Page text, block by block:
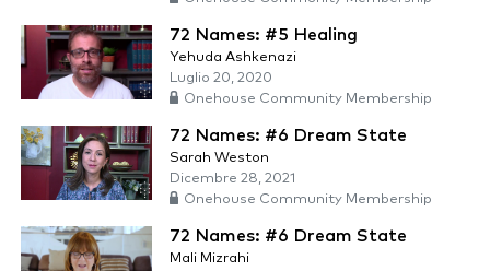
72 Names: #5 Healing
Yehuda Ashkenazi
Luglio 20, 2020
Onehouse Community Membership
72 Names: #6 Dream State
Sarah Weston
Dicembre 28, 2021
Onehouse Community Membership
72 Names: #6 Dream State
Mali Mizrahi